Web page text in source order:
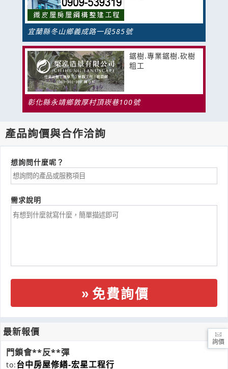
宜蘭縣冬山鄉義成路一段585號
鋸樹.專業鋸樹.砍樹
粗工
彰化縣永靖鄉敦厚村頂崁巷100號
產品詢價與合作洽詢
想詢問什麼呢？
需求說明
免費詢價
最新報價
門鎖會**反**彈
to:台中房屋修繕-宏星工程行
詢價